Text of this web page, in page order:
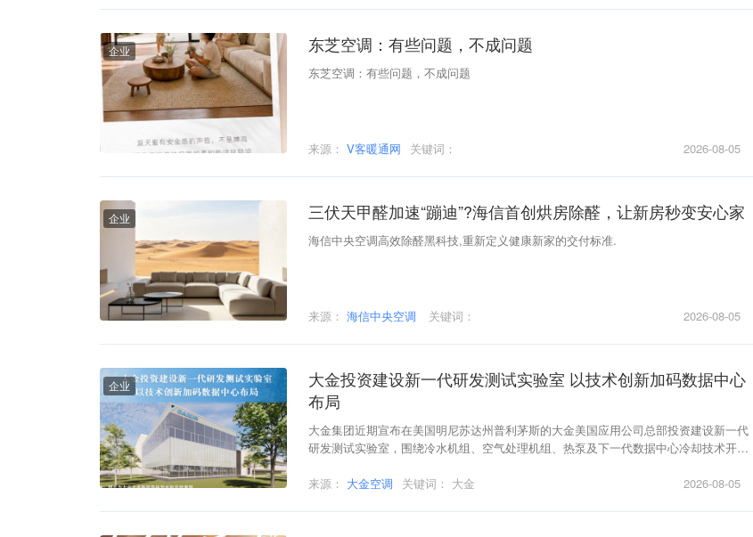
企业 东芝空调：有些问题，不成问题
东芝空调：有些问题，不成问题
来源： V客暖通网 关键词： 2026-08-05
企业 三伏天甲醛加速“蹦迪”?海信首创烘房除醛，让新房秒变安心家
海信中央空调高效除醛黑科技,重新定义健康新家的交付标准.
来源： 海信中央空调 关键词： 2026-08-05
企业
大金投资建设新一代研发测试实验室 以技术创新加码数据中心
布局
大金集团近期宣布在美国明尼苏达州普利茅斯的大金美国应用公司总部投资建设新一代
研发测试实验室，围绕冷水机组、空气处理机组、热泵及下一代数据中心冷却技术开展
来源： 大金空调 关键词： 大金 2026-08-05